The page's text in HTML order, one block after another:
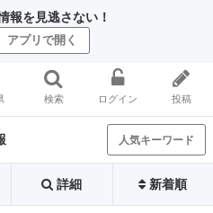
報を見逃さない！
アプリで開く
検索 ログイン 投稿
人気キーワード
詳細 新着順